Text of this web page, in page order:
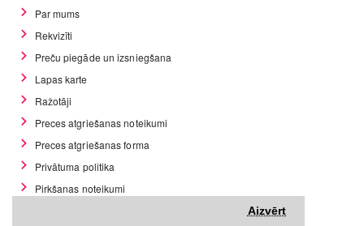
Aizvērt
Par mums
Rekvizīti
Preču piegāde un izsniegšana
Lapas karte
Ražotāji
Preces atgriešanas noteikumi
Preces atgriešanas forma
Privātuma politika
Pirkšanas noteikumi